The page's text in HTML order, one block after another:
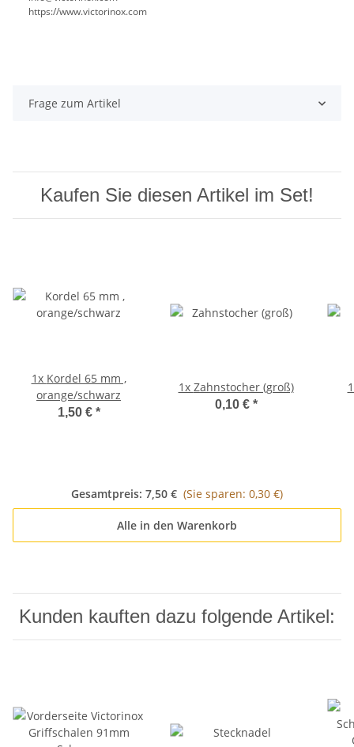
https://www.victorinox.com
Frage zum Artikel
Kaufen Sie diesen Artikel im Set!
1x Kordel 65 mm ,
orange/schwarz
1,50 € *
1x Zahnstocher (groß)
0,10 € *
Gesamtpreis: 7,50 € (Sie sparen: 0,30 €)
Alle in den Warenkorb
Kunden kauften dazu folgende Artikel: